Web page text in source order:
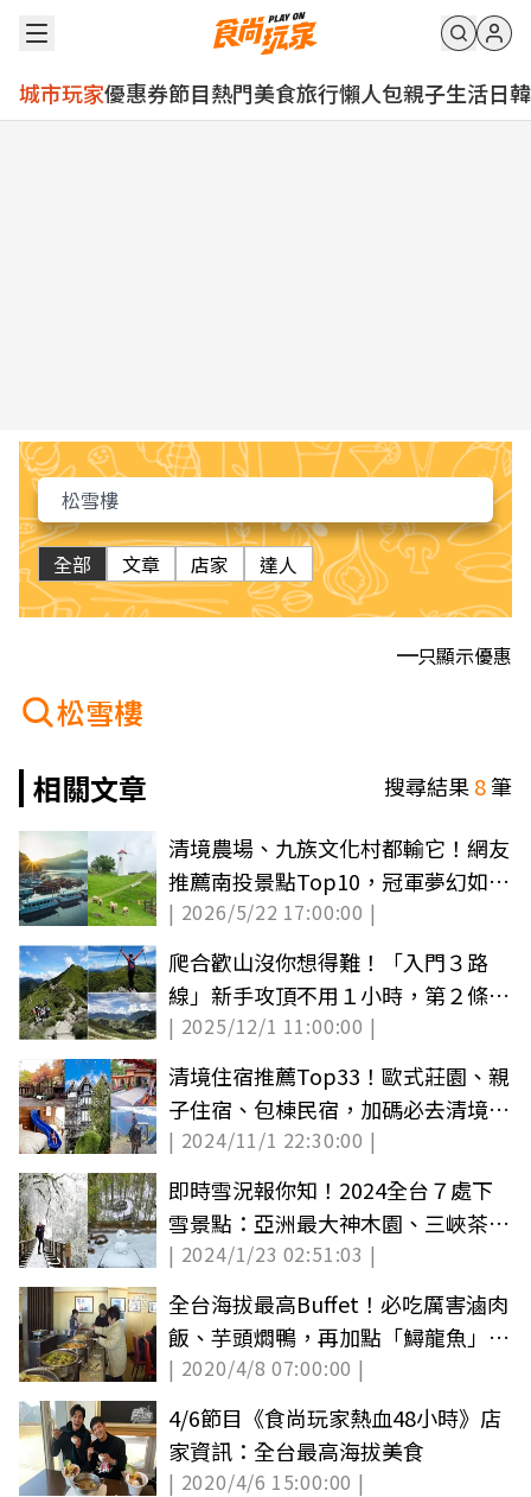
城市玩家優惠券節目熱門美食旅行懶人包親子生活日韓
全部 文章 店家 達人
只顯示優惠
松雪樓
相關文章
搜尋結果8筆
清境農場、九族文化村都輸它！網友
推薦南投景點Top10，冠軍夢幻如畫
一般
| 2026/5/22 17:00:00 |
爬合歡山沒你想得難！「入門３路
線」新手攻頂不用１小時，第２條網
美最愛
| 2025/12/1 11:00:00 |
清境住宿推薦Top33！歐式莊園、親
子住宿、包棟民宿，加碼必去清境景
點
| 2024/11/1 22:30:00 |
即時雪況報你知！2024全台７處下
雪景點：亞洲最大神木園、三峽茶園
祕境
| 2024/1/23 02:51:03 |
全台海拔最高Buffet！必吃厲害滷肉
飯、芋頭燜鴨，再加點「鱘龍魚」火
鍋
| 2020/4/8 07:00:00 |
4/6節目《食尚玩家熱血48小時》店
家資訊：全台最高海拔美食
| 2020/4/6 15:00:00 |